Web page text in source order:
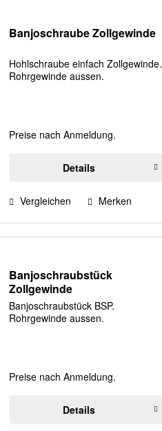
Banjoschraube Zollgewinde
Hohlschraube einfach Zollgewinde.
Rohrgewinde aussen.
Preise nach Anmeldung.
Details
Vergleichen Merken
Banjoschraubstück
Zollgewinde
Banjoschraubstück BSP.
Rohrgewinde aussen.
Preise nach Anmeldung.
Details